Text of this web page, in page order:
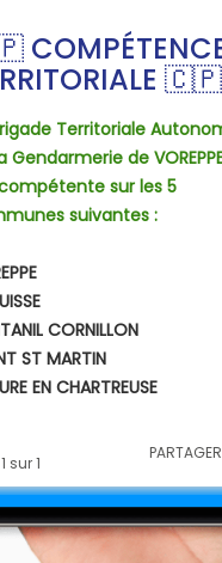
🇨🇵
Territoriale
Gendarmerie de
sur les 5
suivantes :
CORNILLON
ST MARTIN
EN CHARTREUSE
secteur géographique
sur environ 80 km².
avoisine les
habitants.
1 sur 1 PARTAGER